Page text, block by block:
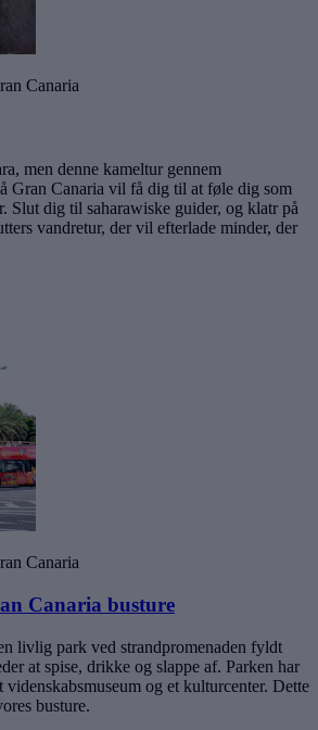
Canaria
men denne kameltur gennem
Gran Canaria vil få dig til at føle dig som
Slut dig til saharawiske guider, og klatr på
vandretur, der vil efterlade minder, der
Canaria
Canaria busture
livlig park ved strandpromenaden fyldt
at spise, drikke og slappe af. Parken har
videnskabsmuseum og et kulturcenter. Dette
busture.